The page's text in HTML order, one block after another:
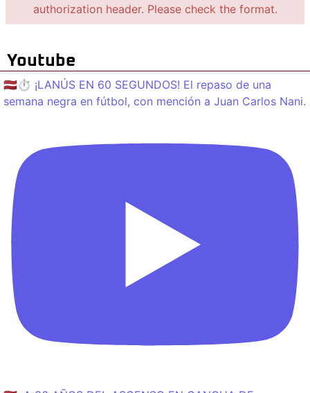
authorization header. Please check the format.
Youtube
🇱🇻⏱️ ¡LANÚS EN 60 SEGUNDOS! El repaso de una
semana negra en fútbol, con mención a Juan Carlos Nani.